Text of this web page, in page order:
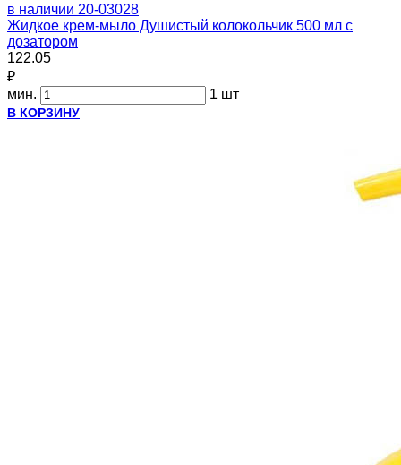
в наличии 20-03028
Жидкое крем-мыло Душистый колокольчик 500 мл с
дозатором
122.05
₽
мин.
1 шт
В КОРЗИНУ